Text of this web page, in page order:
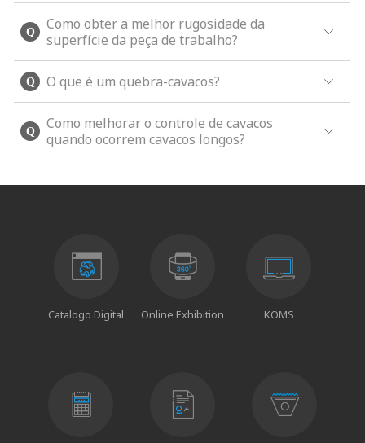
Como obter a melhor rugosidade da
superfície da peça de trabalho?
O que é um quebra-cavacos?
Como melhorar o controle de cavacos
quando ocorrem cavacos longos?
Catalogo Digital Online Exhibition KOMS